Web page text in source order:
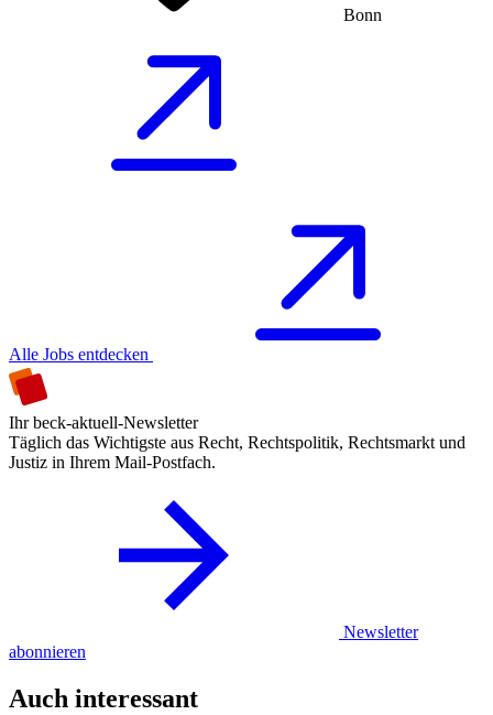
Bonn
Alle Jobs entdecken
Ihr beck-aktuell-Newsletter
Täglich das Wichtigste aus Recht, Rechtspolitik, Rechtsmarkt und
Justiz in Ihrem Mail-Postfach.
Newsletter
abonnieren
Auch interessant